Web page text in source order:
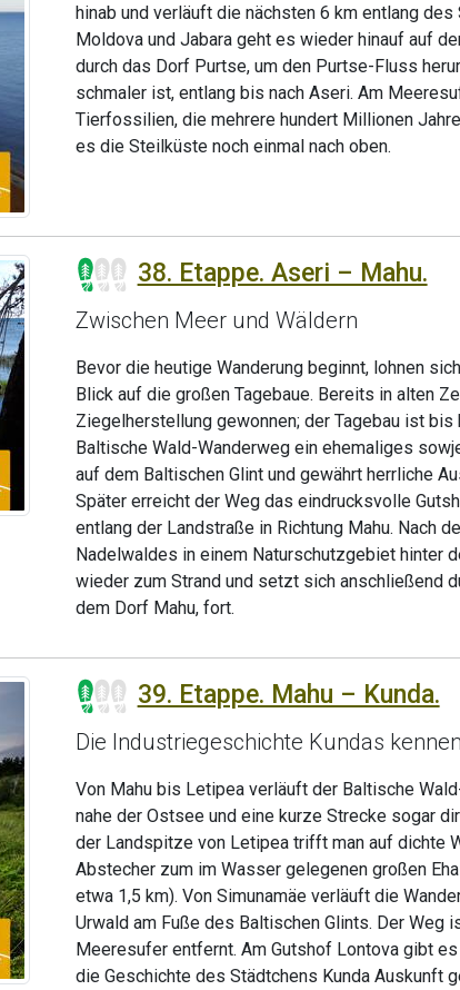
hinab und verläuft die nächsten 6 km entlang
Moldova und Jabara geht es wieder hinauf auf
durch das Dorf Purtse, um den Purtse-Fluss
schmaler ist, entlang bis nach Aseri. Am
Tierfossilien, die mehrere hundert Millionen
es die Steilküste noch einmal nach oben.
38. Etappe. Aseri – Mahu.
Zwischen Meer und Wäldern
Bevor die heutige Wanderung beginnt, lohnen
Blick auf die großen Tagebaue. Bereits in alten
Ziegelherstellung gewonnen; der Tagebau ist
Baltische Wald-Wanderweg ein ehemaliges
auf dem Baltischen Glint und gewährt herrliche
Später erreicht der Weg das eindrucksvolle
entlang der Landstraße in Richtung Mahu. Nach
Nadelwaldes in einem Naturschutzgebiet hinter
wieder zum Strand und setzt sich anschließend
dem Dorf Mahu, fort.
39. Etappe. Mahu – Kunda.
Die Industriegeschichte Kundas
Von Mahu bis Letipea verläuft der Baltische
nahe der Ostsee und eine kurze Strecke sogar
der Landspitze von Letipea trifft man auf dichte
Abstecher zum im Wasser gelegenen großen
etwa 1,5 km). Von Simunamäe verläuft die
Urwald am Fuße des Baltischen Glints. Der Weg
Meeresufer entfernt. Am Gutshof Lontova gibt
die Geschichte des Städtchens Kunda Auskunft